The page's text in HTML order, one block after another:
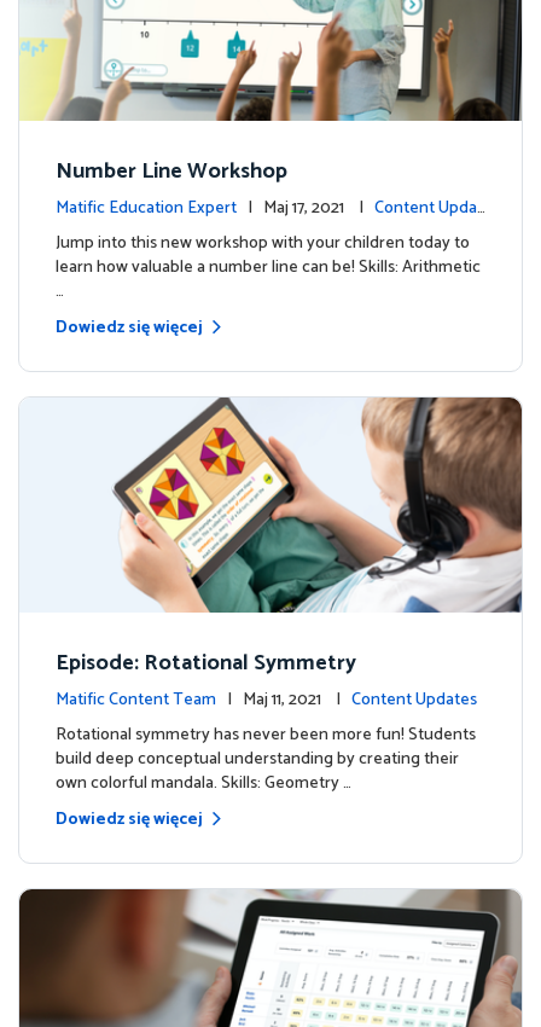
Number Line Workshop
Matific Education Expert | Maj 17, 2021 | Content Updat
esJump into this new workshop with your children today to
learn how valuable a number line can be! Skills: Arithmetic
…
Dowiedz się więcej
Episode: Rotational Symmetry
Matific Content Team | Maj 11, 2021 | Content Updates
Rotational symmetry has never been more fun! Students
build deep conceptual understanding by creating their
own colorful mandala. Skills: Geometry …
Dowiedz się więcej